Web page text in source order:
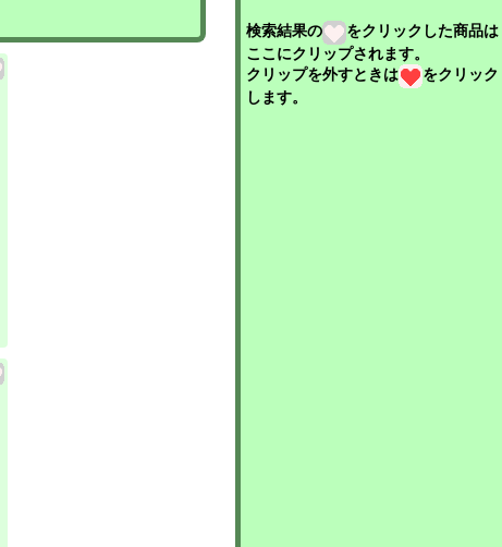
検索結果の
をクリックした商品は
ここにクリップされます。
クリップを外すときは
をクリック
します。